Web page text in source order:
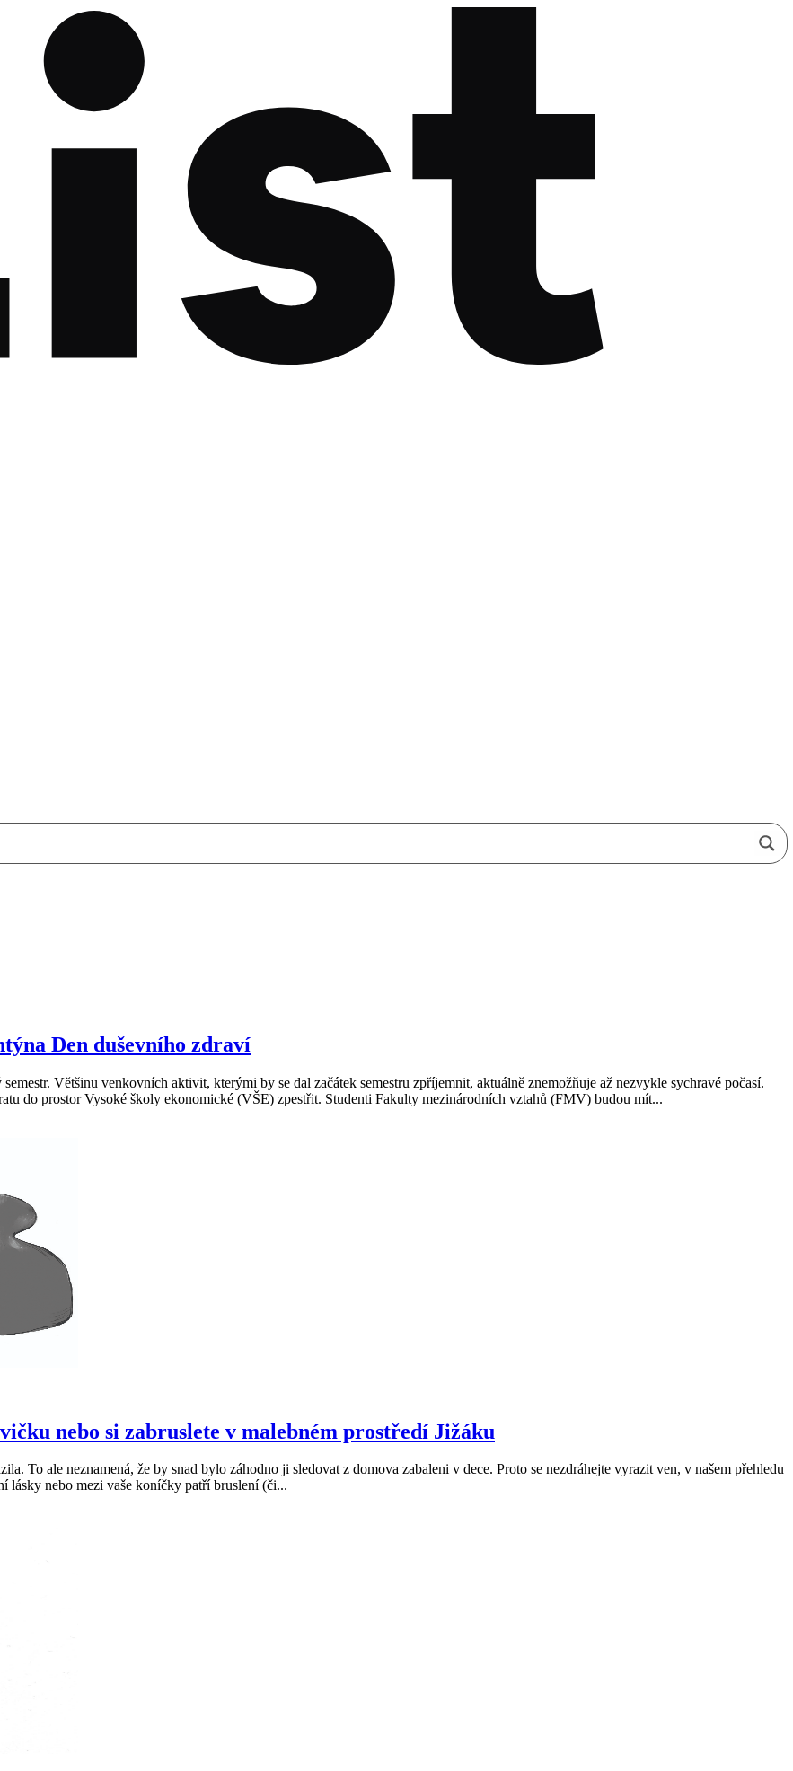
Den duševního zdraví
Většinu venkovních aktivit, kterými by se dal začátek semestru zpříjemnit, aktuálně znemožňuje až nezvykle sychravé počasí.
do prostor Vysoké školy ekonomické (VŠE) zpestřit. Studenti Fakulty mezinárodních vztahů (FMV) budou mít...
nebo si zabruslete v malebném prostředí Jižáku
To ale neznamená, že by snad bylo záhodno ji sledovat z domova zabaleni v dece. Proto se nezdráhejte vyrazit ven, v našem přehledu
lásky nebo mezi vaše koníčky patří bruslení (či...